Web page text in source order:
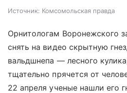
Источник: Комсомольская правда
Орнитологам Воронежского
снять на видео скрытную
вальдшнепа — лесного
тщательно прячется от
22 апреля ученые нашли его